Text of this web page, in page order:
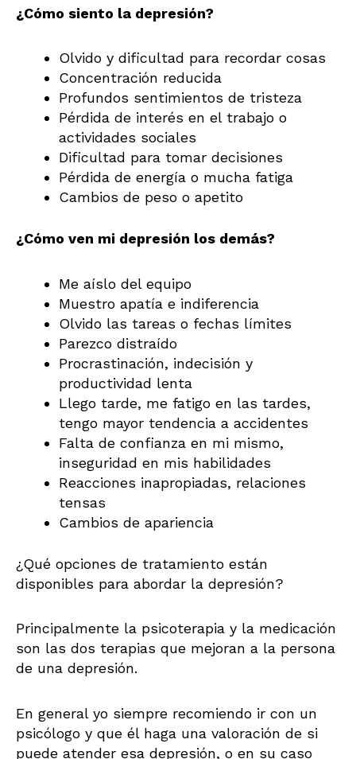
¿Cómo siento la depresión?
Olvido y dificultad para recordar cosas
Concentración reducida
Profundos sentimientos de tristeza
Pérdida de interés en el trabajo o
actividades sociales
Dificultad para tomar decisiones
Pérdida de energía o mucha fatiga
Cambios de peso o apetito
¿Cómo ven mi depresión los demás?
Me aíslo del equipo
Muestro apatía e indiferencia
Olvido las tareas o fechas límites
Parezco distraído
Procrastinación, indecisión y
productividad lenta
Llego tarde, me fatigo en las tardes,
tengo mayor tendencia a accidentes
Falta de confianza en mi mismo,
inseguridad en mis habilidades
Reacciones inapropiadas, relaciones
tensas
Cambios de apariencia
¿Qué opciones de tratamiento están
disponibles para abordar la depresión?
Principalmente la psicoterapia y la medicación
son las dos terapias que mejoran a la persona
de una depresión.
En general yo siempre recomiendo ir con un
psicólogo y que él haga una valoración de si
puede atender esa depresión, o en su caso